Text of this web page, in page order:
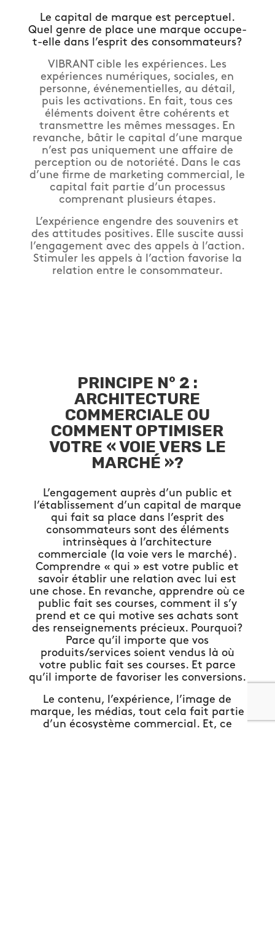
Le capital de marque est perceptuel.
Quel genre de place une marque occupe-
t-elle dans l’esprit des consommateurs?
VIBRANT cible les expériences. Les
expériences numériques, sociales, en
personne, événementielles, au détail,
puis les activations. En fait, tous ces
éléments doivent être cohérents et
transmettre les mêmes messages. En
revanche, bâtir le capital d’une marque
n’est pas uniquement une affaire de
perception ou de notoriété. Dans le cas
d’une firme de marketing commercial, le
capital fait partie d’un processus
comprenant plusieurs étapes.
L’expérience engendre des souvenirs et
des attitudes positives. Elle suscite aussi
l’engagement avec des appels à l’action.
Stimuler les appels à l’action favorise la
relation entre le consommateur.
PRINCIPE N° 2 :
ARCHITECTURE
COMMERCIALE OU
COMMENT OPTIMISER
VOTRE « VOIE VERS LE
MARCHÉ »?
L’engagement auprès d’un public et
l’établissement d’un capital de marque
qui fait sa place dans l’esprit des
consommateurs sont des éléments
intrinsèques à l’architecture
commerciale (la voie vers le marché).
Comprendre « qui » est votre public et
savoir établir une relation avec lui est
une chose. En revanche, apprendre où ce
public fait ses courses, comment il s’y
prend et ce qui motive ses achats sont
des renseignements précieux. Pourquoi?
Parce qu’il importe que vos
produits/services soient vendus là où
votre public fait ses courses. Et parce
qu’il importe de favoriser les conversions.
Le contenu, l’expérience, l’image de
marque, les médias, tout cela fait partie
d’un écosystème commercial. Et, ce